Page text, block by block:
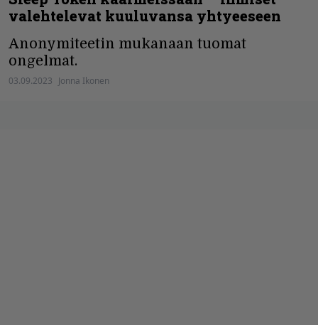
valehtelevat kuuluvansa yhtyeeseen
Anonymiteetin mukanaan tuomat
ongelmat.
03.09.2023 Jonna Ikonen